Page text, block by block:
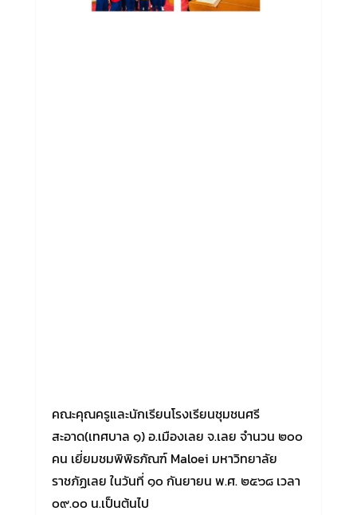
คณะคุณครูและนักเรียนโรงเรียนชุมชนศรี
สะอาด(เทศบาล ๑) อ.เมืองเลย จ.เลย จำนวน ๒๐๐
คน เยี่ยมชมพิพิธภัณฑ์ Maloei มหาวิทยาลัย
ราชภัฏเลย ในวันที่ ๑๐ กันยายน พ.ศ. ๒๕๖๘ เวลา
๐๙.๐๐ น.เป็นต้นไป